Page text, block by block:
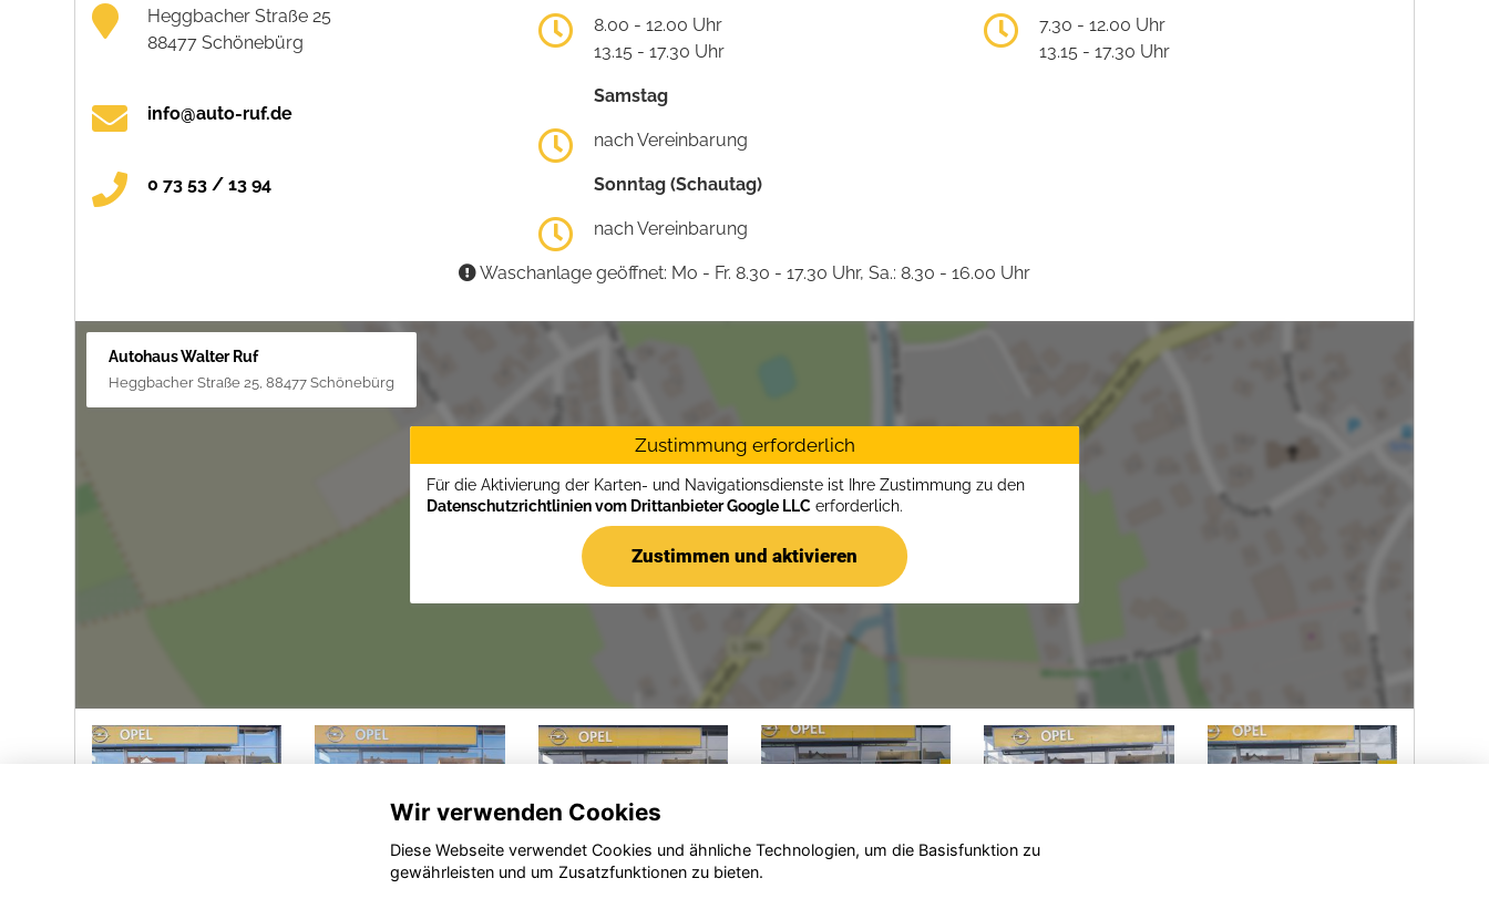
Heggbacher Straße 25
88477 Schönebürg
info@auto-ruf.de
0 73 53 / 13 94
8.00 - 12.00 Uhr
13.15 - 17.30 Uhr
Samstag
nach Vereinbarung
Sonntag (Schautag)
nach Vereinbarung
7.30 - 12.00 Uhr
13.15 - 17.30 Uhr
Waschanlage geöffnet: Mo - Fr. 8.30 - 17.30 Uhr, Sa.: 8.30 - 16.00 Uhr
Autohaus Walter Ruf
Heggbacher Straße 25, 88477 Schönebürg
Zustimmung erforderlich
Für die Aktivierung der Karten- und Navigationsdienste ist Ihre Zustimmung zu den
Datenschutzrichtlinien vom Drittanbieter Google LLC erforderlich.
Zustimmen und aktivieren
Wir verwenden Cookies
Diese Webseite verwendet Cookies und ähnliche Technologien, um die Basisfunktion zu
gewährleisten und um Zusatzfunktionen zu bieten.